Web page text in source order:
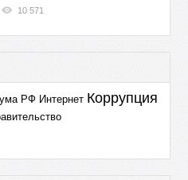
10 571
РФ Интернет Коррупция